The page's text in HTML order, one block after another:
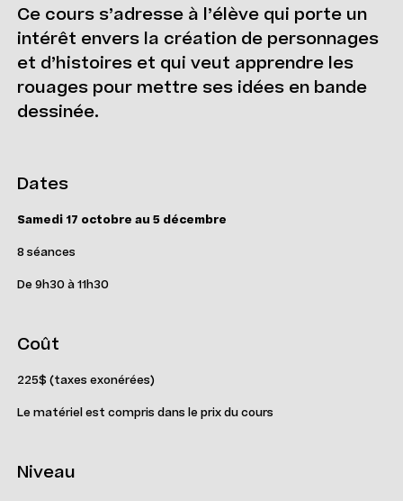
Ce cours s’adresse à l’élève qui porte un
intérêt envers la création de personnages
et d’histoires et qui veut apprendre les
rouages pour mettre ses idées en bande
dessinée.
Dates
Samedi 17 octobre au 5 décembre
8 séances
De 9h30 à 11h30
Coût
225$ (taxes exonérées)
Le matériel est compris dans le prix du cours
Niveau